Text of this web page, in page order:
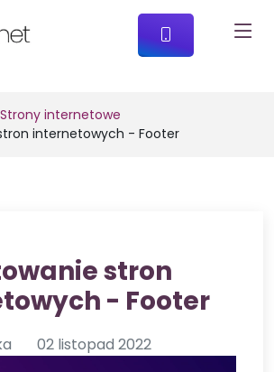
Strony internetowe
internetowych - Footer
stron
- Footer
02 listopad 2022